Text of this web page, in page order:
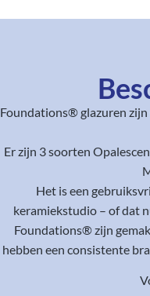
Foundations® glazuren
Er zijn 3 soorten
Het is een
keramiekstudio – of dat
Foundations® zijn
hebben een consistente